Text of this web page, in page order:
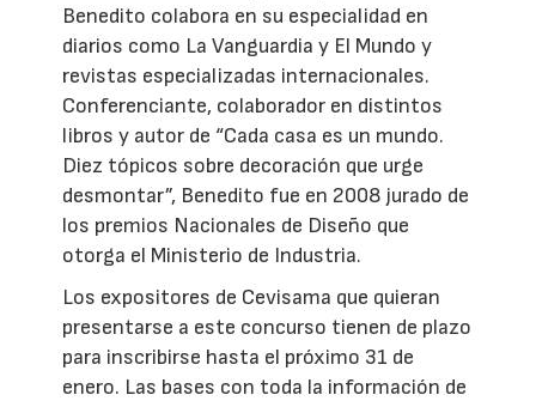
Benedito colabora en su especialidad en
diarios como La Vanguardia y El Mundo y
revistas especializadas internacionales.
Conferenciante, colaborador en distintos
libros y autor de “Cada casa es un mundo.
Diez tópicos sobre decoración que urge
desmontar”, Benedito fue en 2008 jurado de
los premios Nacionales de Diseño que
otorga el Ministerio de Industria.
Los expositores de Cevisama que quieran
presentarse a este concurso tienen de plazo
para inscribirse hasta el próximo 31 de
enero. Las bases con toda la información de